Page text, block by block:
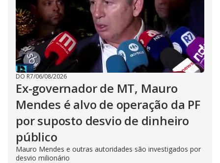
DO R7/06/08/2026
Ex-governador de MT, Mauro
Mendes é alvo de operação da PF
por suposto desvio de dinheiro
público
Mauro Mendes e outras autoridades são investigados por
desvio milionário